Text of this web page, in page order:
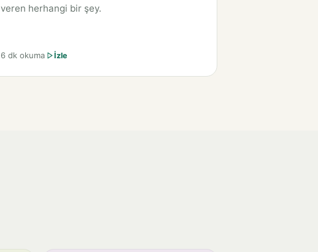
veren herhangi bir şey.
6 dk okuma İzle